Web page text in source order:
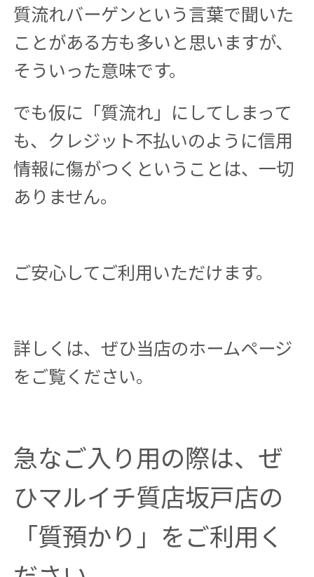
質流れバーゲンという言葉で聞いた
ことがある方も多いと思いますが、
そういった意味です。
でも仮に「質流れ」にしてしまって
も、クレジット不払いのように信用
情報に傷がつくということは、一切
ありません。
ご安心してご利用いただけます。
詳しくは、ぜひ当店のホームページ
をご覧ください。
急なご入り用の際は、ぜ
ひマルイチ質店坂戸店の
「質預かり」をご利用く